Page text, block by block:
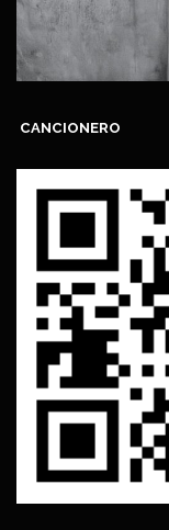
CANCIONERO